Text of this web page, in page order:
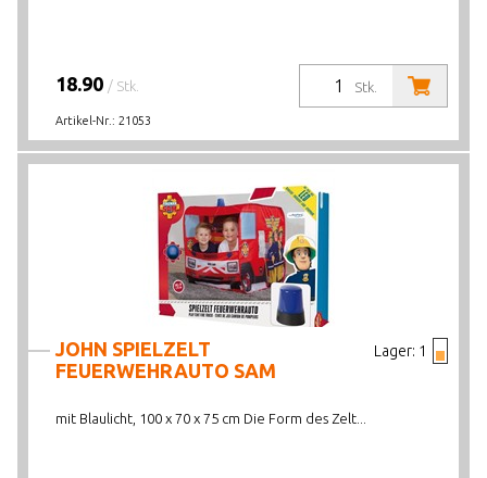
Stk.
18.90 / Stk.
Artikel-Nr.: 21053
Lager: 1
JOHN SPIELZELT
FEUERWEHRAUTO SAM
mit Blaulicht, 100 x 70 x 75 cm Die Form des Zelt...